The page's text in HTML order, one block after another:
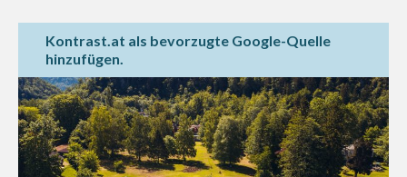
Kontrast.at als bevorzugte Google-Quelle
hinzufügen.